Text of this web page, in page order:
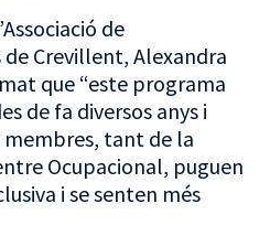
de
Crevillent, Alexandra
que “este programa
de fa diversos anys i
membres, tant de la
Ocupacional, puguen
i se senten més